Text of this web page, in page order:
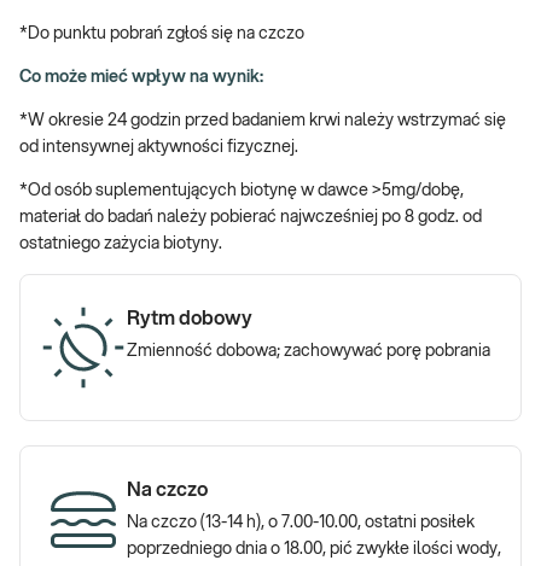
Wątroba bierze udział w procesie trawienia pokarmów, produkuje
również nadmierną aktywność układu odpornościowego. W sumie
jest narządem podatnym na choroby, w szczególności zakażenia
wirusowe, które mogą znacząco upośledzić jej funkcjonowanie.
Jakie wykonać badania wątroby?
wirusowych narządu:Próby wątrobowe (ALT, AST, ALP, BIL,
GGTP), bilirubina związana (bezpośrednia), albumina, HBs
antygen, HCV przeciwciała, PT (INR)
»
bilirubina związana (bezpośrednia)
podstawie których oceniana jest funkcja wątroby i dróg
żółciowych.
*Do punktu pobrań zgłoś się na czczo
Co może mieć wpływ na wynik:
*W okresie 24 godzin przed badaniem krwi należy wstrzymać się
od intensywnej aktywności fizycznej.
*Od osób suplementujących biotynę w dawce >5mg/dobę,
materiał do badań należy pobierać najwcześniej po 8 godz. od
ostatniego zażycia biotyny.
Rytm dobowy
Zmienność dobowa; zachowywać porę pobrania
Na czczo
Na czczo (13-14 h), o 7.00-10.00, ostatni posiłek
poprzedniego dnia o 18.00, pić zwykłe ilości wody,